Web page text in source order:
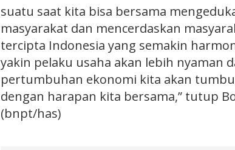
suatu saat kita bisa bersama
masyarakat dan mencerdaskan
tercipta Indonesia yang semakin
yakin pelaku usaha akan lebih nyaman
pertumbuhan ekonomi kita akan
dengan harapan kita bersama,” tutup
(bnpt/has)